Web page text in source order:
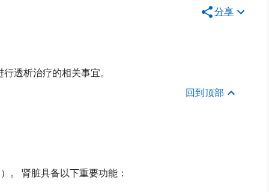
分享
透析治疗的相关事宜。
回到顶部
。 肾脏具备以下重要功能：